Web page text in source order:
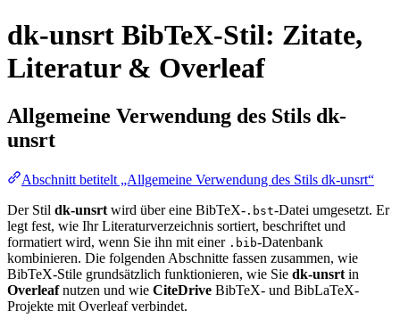
dk-unsrt BibTeX-Stil: Zitate,
Literatur & Overleaf
Allgemeine Verwendung des Stils dk-
unsrt
Abschnitt betitelt „Allgemeine Verwendung des Stils dk-unsrt“
Der Stil dk-unsrt wird über eine BibTeX- .bst-Datei umgesetzt. Er
legt fest, wie Ihr Literaturverzeichnis sortiert, beschriftet und
formatiert wird, wenn Sie ihn mit einer .bib-Datenbank
kombinieren. Die folgenden Abschnitte fassen zusammen, wie
BibTeX-Stile grundsätzlich funktionieren, wie Sie dk-unsrt in
Overleafnutzen und wie CiteDrive BibTeX- und BibLaTeX-
Projekte mit Overleaf verbindet.